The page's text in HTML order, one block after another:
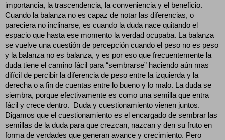
importancia, la trascendencia, la conveniencia y el beneficio.
Cuando la balanza no es capaz de notar las diferencias, o
pareciera no inclinarse, es cuando la duda nace quitando el
espacio que hasta ese momento la verdad ocupaba. La balanza
se vuelve una cuestión de percepción cuando el peso no es peso
y la balanza no es balanza, y es por eso que frecuentemente la
duda tiene el camino fácil para “sembrarse” haciendo aún mas
difícil de percibir la diferencia de peso entre la izquierda y la
derecha o a fin de cuentas entre lo bueno y lo malo. La duda se
siembra, porque efectivamente es como una semilla que entra
fácil y crece dentro.
Duda y cuestionamiento vienen juntos.
Digamos que el cuestionamiento es el encargado de sembrar las
semillas de la duda para que crezcan, nazcan y den su fruto en
forma de verdades que generan avance y crecimiento. Pero